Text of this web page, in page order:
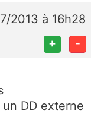
2013 à 16h28
+ -
DD externe